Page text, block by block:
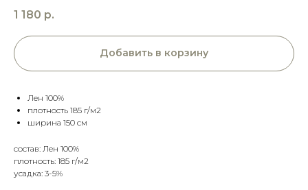
1 180 р.
Добавить в корзину
Лен 100%
плотность 185 г/м2
ширина 150 см
состав: Лен 100%
плотность: 185 г/м2
усадка: 3-5%